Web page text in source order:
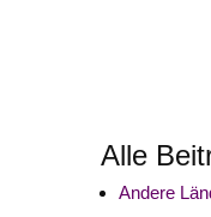
Alle
Andere